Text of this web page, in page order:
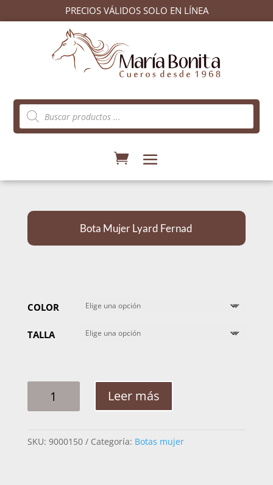
PRECIOS VÁLIDOS SOLO EN LÍNEA
Búsqueda
de
productos
Bota Mujer Lyard Fernad
COLOR
TALLA
MUJER
CANTIDAD
Leer más
SKU: 9000150 Categoría: Botas mujer